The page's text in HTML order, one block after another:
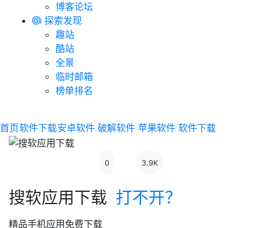
博客论坛
探索发现
趣站
酷站
全景
临时邮箱
榜单排名
首页软件下载安卓软件 破解软件 苹果软件 软件下载
0 3.9K
搜软应用下载 打不开？
精品手机应用免费下载